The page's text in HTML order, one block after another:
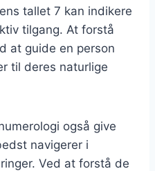
tallet 7 kan indikere
tilgang. At forstå
at guide en person
til deres naturlige
også give
navigerer i
Ved at forstå de